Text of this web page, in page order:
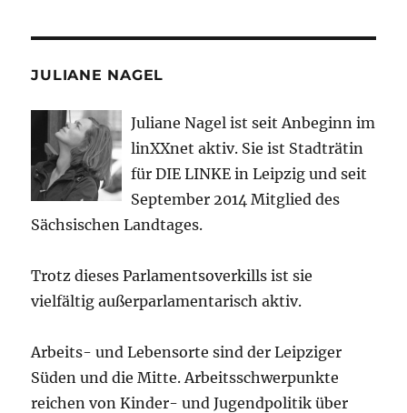
JULIANE NAGEL
Juliane Nagel ist seit Anbeginn im
linXXnet aktiv. Sie ist Stadträtin
für DIE LINKE in Leipzig und seit
September 2014 Mitglied des
Sächsischen Landtages.
Trotz dieses Parlamentsoverkills ist sie
vielfältig außerparlamentarisch aktiv.
Arbeits- und Lebensorte sind der Leipziger
Süden und die Mitte. Arbeitsschwerpunkte
reichen von Kinder- und Jugendpolitik über